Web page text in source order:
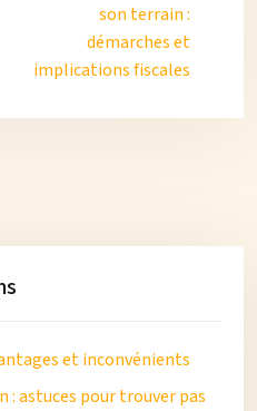
son terrain :
démarches et
implications fiscales
et inconvénients
: astuces pour trouver pas